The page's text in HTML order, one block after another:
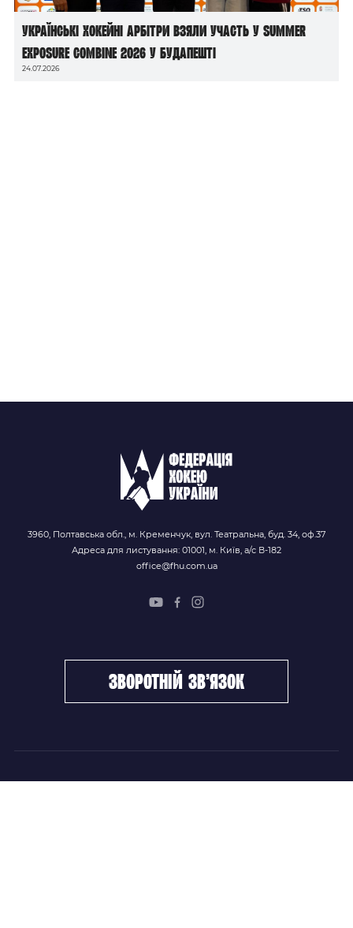
Українські хокейні арбітри взяли участь у Summer
Exposure Combine 2026 у Будапешті
24.07.2026
3960, Полтавська обл., м. Кременчук, вул. Театральна, буд. 34, оф.37
Адреса для листування: 01001, м. Київ, а/с В-182
office@fhu.com.ua
зворотній зв’язок